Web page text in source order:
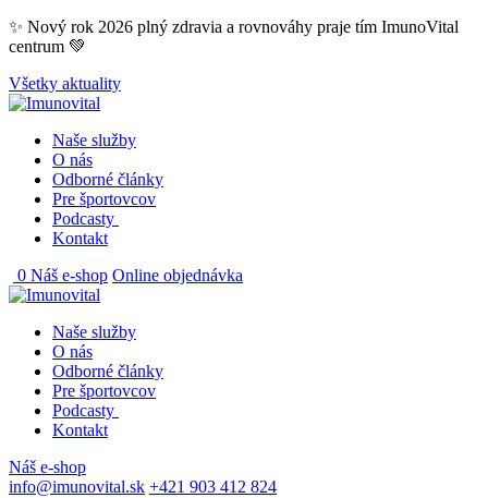
Skip
to
✨ Nový rok 2026 plný zdravia a rovnováhy praje tím ImunoVital
centrum 💚
Všetky aktuality
Naše služby
O nás
Odborné články
Pre športovcov
Podcasty
Kontakt
0 Náš e-shop Online objednávka
Naše služby
O nás
Odborné články
Pre športovcov
Podcasty
Kontakt
Náš e-shop
info@imunovital.sk +421 903 412 824